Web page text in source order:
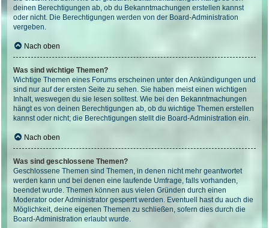
deinen Berechtigungen ab, ob du Bekanntmachungen erstellen kannst
oder nicht. Die Berechtigungen werden von der Board-Administration
vergeben.
Nach oben
Was sind wichtige Themen?
Wichtige Themen eines Forums erscheinen unter den Ankündigungen und
sind nur auf der ersten Seite zu sehen. Sie haben meist einen wichtigen
Inhalt, weswegen du sie lesen solltest. Wie bei den Bekanntmachungen
hängt es von deinen Berechtigungen ab, ob du wichtige Themen erstellen
kannst oder nicht; die Berechtigungen stellt die Board-Administration ein.
Nach oben
Was sind geschlossene Themen?
Geschlossene Themen sind Themen, in denen nicht mehr geantwortet
werden kann und bei denen eine laufende Umfrage, falls vorhanden,
beendet wurde. Themen können aus vielen Gründen durch einen
Moderator oder Administrator gesperrt werden. Eventuell hast du auch die
Möglichkeit, deine eigenen Themen zu schließen, sofern dies durch die
Board-Administration erlaubt wurde.